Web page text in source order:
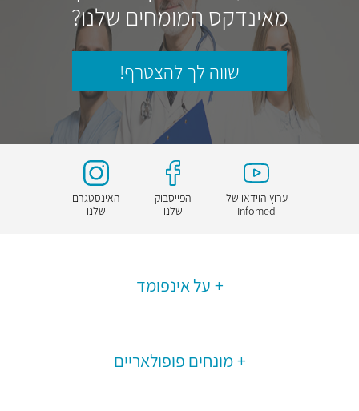
מאינדקס המומחים שלנו?
שווה לך להצטרף!
ערוץ הוידאו של
Infomed
הפייסבוק
שלנו
האינסטגרם
שלנו
על אינפומד
מונחים פופולאריים